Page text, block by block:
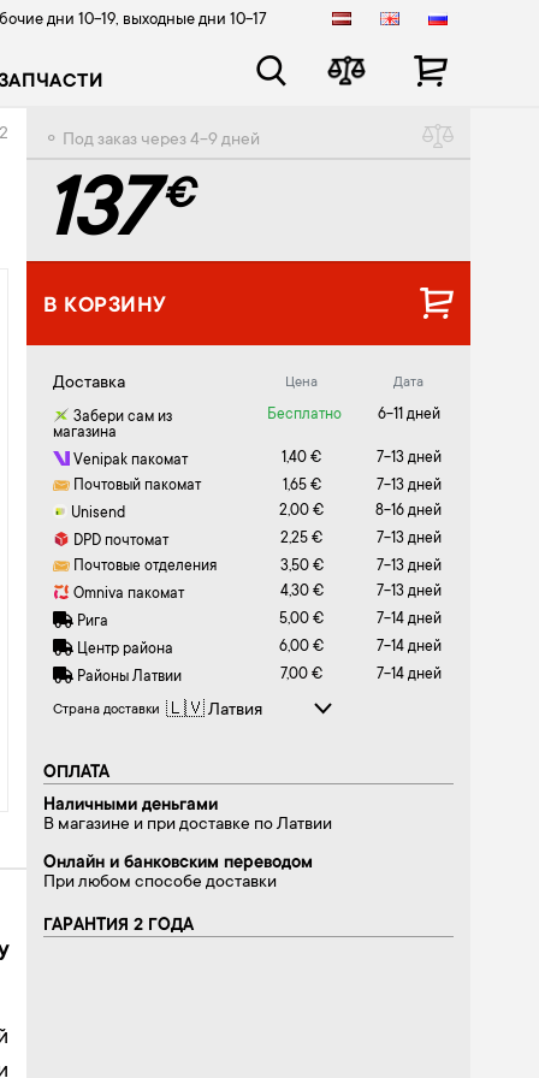
дни 10-19, выходные дни 10-17
⚬ Под заказ через 4-9 дней
137€
В КОРЗИНУ
Доставка Цена Дата
Забери сам из
магазина
Бесплатно 6-11 дней
Venipak пакомат 1,40 €
7-13 дней
Почтовый пакомат
1,65 €
7-13 дней
Unisend
2,00 €
8-16 дней
DPD почтомат
2,25 €
7-13 дней
Почтовые отделения
3,50 €
7-13 дней
Omniva пакомат
4,30 €
7-13 дней
Рига
5,00 €
7-14 дней
Центр района
6,00 €
7-14 дней
Районы Латвии
7,00 € 7-14 дней
Страна доставки
ОПЛАТА
Наличными деньгами
В магазине и при доставке по Латвии
Онлайн и банковским переводом
При любом способе доставки
ГАРАНТИЯ 2 ГОДА